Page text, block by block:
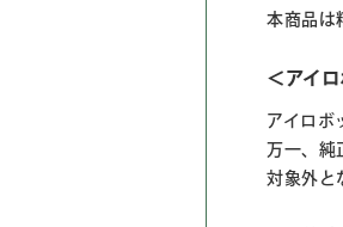
本商品は
＜アイ
アイロボ
万一、純
対象外と